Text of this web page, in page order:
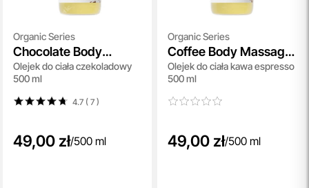
Organic Series
Chocolate Body
Massage Oil
Olejek do ciała czekoladowy
500 ml
4.7 ( 7)
49,00 zł/500 ml
Organic Series
Coffee Body Massage
Oil
Olejek do ciała kawa espresso
500 ml
49,00 zł/500 ml